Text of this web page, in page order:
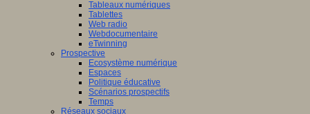
Tableaux numériques
Tablettes
Web radio
Webdocumentaire
eTwinning
Prospective
Ecosystème numérique
Espaces
Politique éducative
Scénarios prospectifs
Temps
Réseaux sociaux